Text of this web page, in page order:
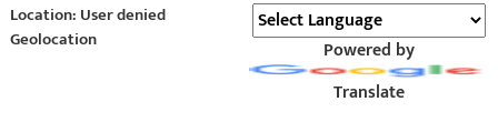
Location: User denied
Geolocation
Powered by
Translate